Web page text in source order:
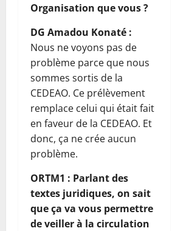
Organisation que vous ?
DG Amadou Konaté :
Nous ne voyons pas de
problème parce que nous
sommes sortis de la
CEDEAO. Ce prélèvement
remplace celui qui était fait
en faveur de la CEDEAO. Et
donc, ça ne crée aucun
problème.
ORTM1 : Parlant des
textes juridiques, on sait
que ça va vous permettre
de veiller à la circulation